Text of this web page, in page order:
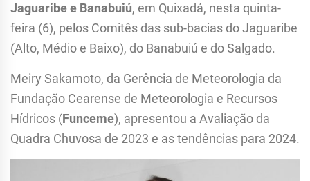
Jaguaribe e Banabuiú, em Quixadá, nesta quinta-
feira (6), pelos Comitês das sub-bacias do Jaguaribe
(Alto, Médio e Baixo), do Banabuiú e do Salgado.
Meiry Sakamoto, da Gerência de Meteorologia da
Fundação Cearense de Meteorologia e Recursos
Hídricos (Funceme), apresentou a Avaliação da
Quadra Chuvosa de 2023 e as tendências para 2024.